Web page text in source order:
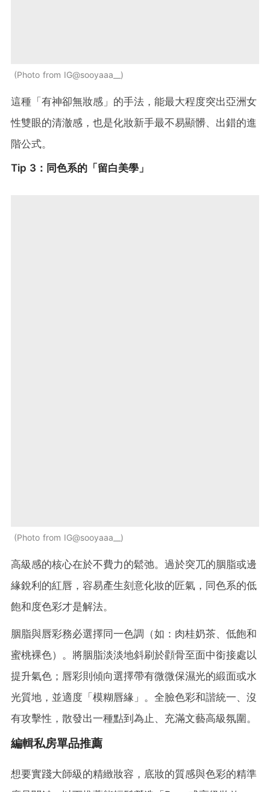
Photo from IG@sooyaaa__
這種「有神卻無妝感」的手法，能最大程度突出亞洲女
性雙眼的清澈感，也是化妝新手最不易顯髒、出錯的進
階公式。
Tip 3：同色系的「留白美學」
Photo from IG@sooyaaa__
高級感的核心在於不費力的鬆弛。過於突兀的胭脂或邊
緣銳利的紅唇，容易產生刻意化妝的匠氣，同色系的低
飽和度色彩才是解法。
胭脂與唇彩務必選擇同一色調（如：肉桂奶茶、低飽和
蜜桃裸色）。將胭脂淡淡地斜刷於顴骨至面中銜接處以
提升氣色；唇彩則傾向選擇帶有微微保濕光的緞面或水
光質地，並適度「模糊唇緣」。 全臉色彩和諧統一、沒
有攻擊性，散發出一種點到為止、充滿文藝高級氛圍。
編輯私房單品推薦
想要實踐大師級的精緻妝容，底妝的質感與色彩的精準